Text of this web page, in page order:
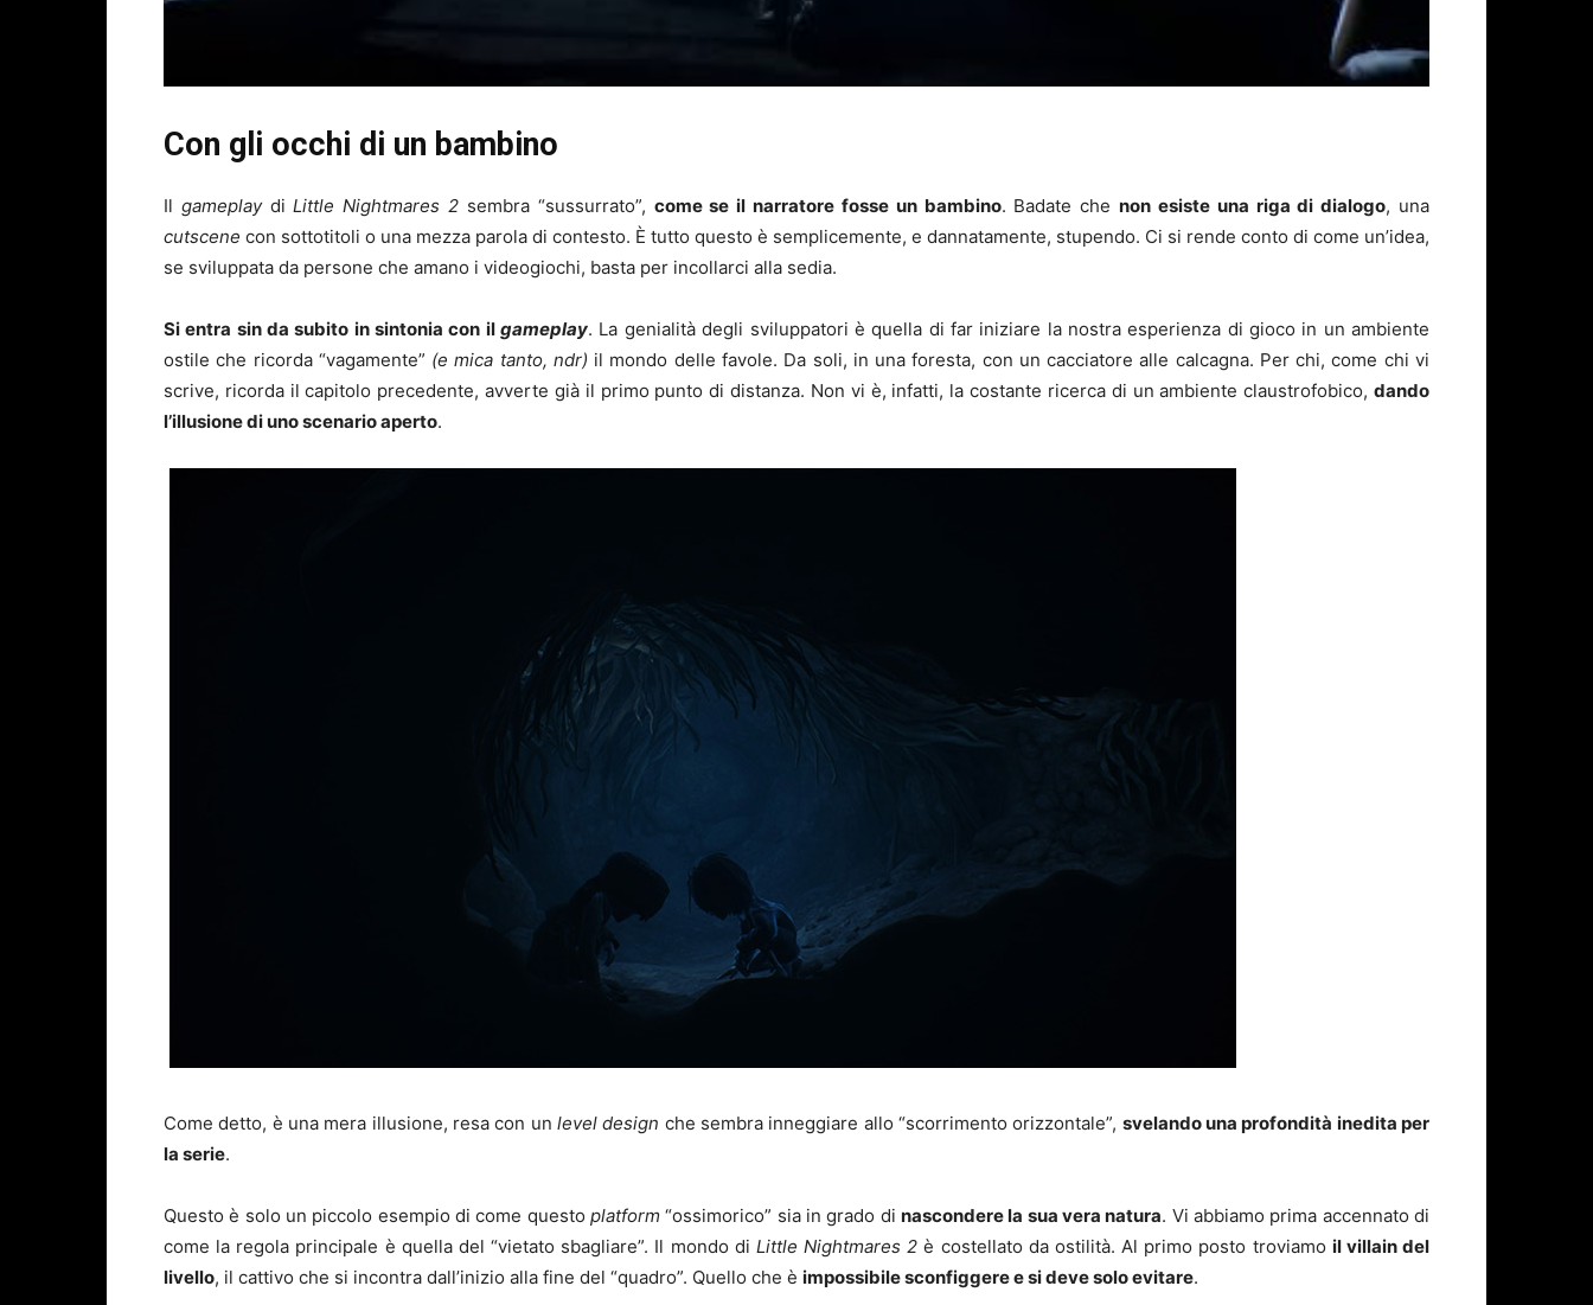
Con gli occhi di un bambino
Il gameplaydiLittle Nightmares 2 sembra “sussurrato”, come se il narratore fosse un bambino. Badate chenon esiste una riga di dialogo, una
cutscene con sottotitoli o una mezza parola di contesto. È tutto questo è semplicemente, e dannatamente, stupendo. Ci si rende conto di come un’idea,
se sviluppata da persone che amano i videogiochi, basta per incollarci alla sedia.
Si entra sin da subito in sintonia con ilgameplay. La genialità degli sviluppatori è quella di far iniziare la nostra esperienza di gioco in un ambiente
ostile che ricorda “vagamente” (e mica tanto, ndr) il mondo delle favole. Da soli, in una foresta, con un cacciatore alle calcagna. Per chi, come chi vi
scrive, ricorda il capitolo precedente, avverte già il primo punto di distanza. Non vi è, infatti, la costante ricerca di un ambiente claustrofobico, dando
l’illusione di uno scenario aperto.
Come detto, è una mera illusione, resa con un level design che sembra inneggiare allo “scorrimento orizzontale”, svelando una profondità inedita per
la serie.
Questo è solo un piccolo esempio di come questo platform “ossimorico” sia in grado di nascondere la sua vera natura. Vi abbiamo prima accennato di
come la regola principale è quella del “vietato sbagliare”. Il mondo di Little Nightmares 2 è costellato da ostilità. Al primo posto troviamo il villain del
livello, il cattivo che si incontra dall’inizio alla fine del “quadro”. Quello che è impossibile sconfiggere e si deve solo evitare.